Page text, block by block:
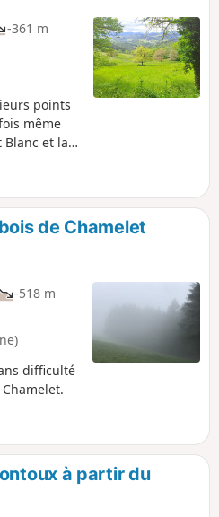
-361 m
points
même
et la
Moirée...)
de
à
des pistes
petite
faible
de Chamelet
-518 m
difficulté
à partir du